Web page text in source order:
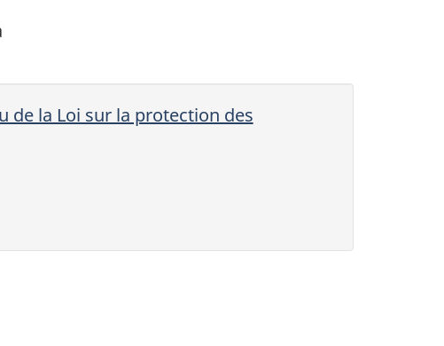
de la Loi sur la protection des